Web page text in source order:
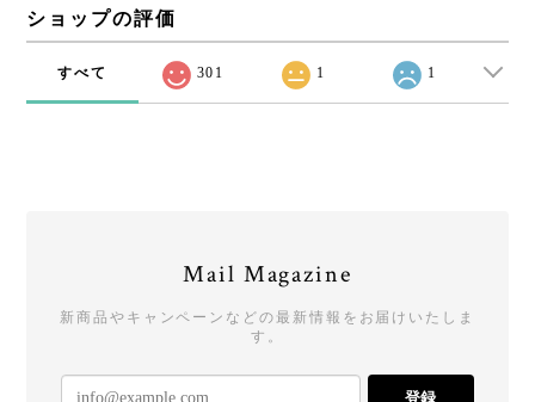
ショップの評価
すべて 301 1 1
Mail Magazine
新商品やキャンペーンなどの最新情報をお届けいたしま
す。
登録